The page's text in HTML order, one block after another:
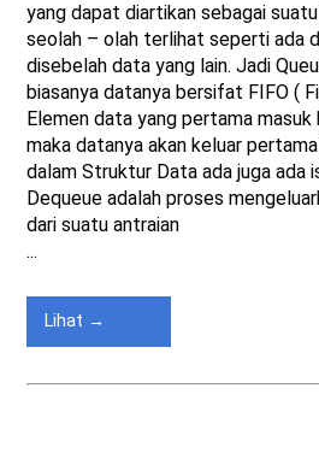
yang dapat diartikan sebagai
seolah – olah terlihat seperti ada
disebelah data yang lain. Jadi
biasanya datanya bersifat FIFO (
Elemen data yang pertama masuk
maka datanya akan keluar
dalam Struktur Data ada juga ada
Dequeue adalah proses
dari suatu antraian
...
Lihat →